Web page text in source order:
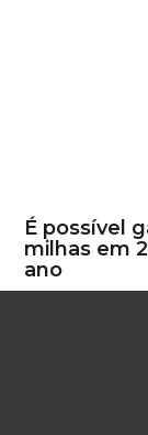
É possível
milhas em
ano